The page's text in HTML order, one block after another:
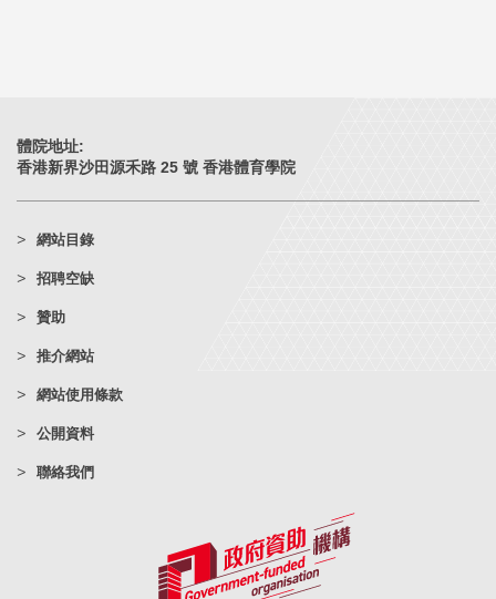
體院地址:
香港新界沙田源禾路 25 號 香港體育學院
網站目錄
招聘空缺
贊助
推介網站
網站使用條款
公開資料
聯絡我們